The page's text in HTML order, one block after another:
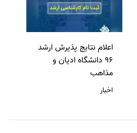
اعلام نتایج پذیرش ارشد
96 دانشگاه ادیان و
مذاهب
اخبار